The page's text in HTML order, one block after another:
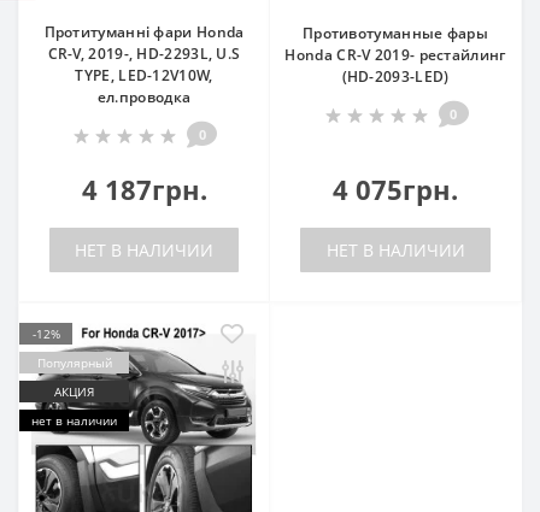
Протитуманні фари Honda
CR-V, 2019-, HD-2293L, U.S
TYPE, LED-12V10W,
ел.проводка
0
4 187грн.
НЕТ В НАЛИЧИИ
Противотуманные фары
Honda CR-V 2019- рестайлинг
(HD-2093-LED)
0
4 075грн.
НЕТ В НАЛИЧИИ
-12%
Популярный
АКЦИЯ
нет в наличии